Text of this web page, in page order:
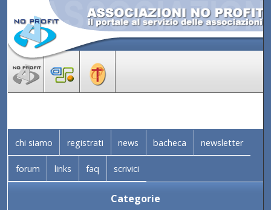
chi siamo registrati news bacheca newsletter
forum links faq scrivici
Categorie